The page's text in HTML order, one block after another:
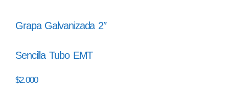
Grapa Galvanizada 2″
Sencilla Tubo EMT
$2.000